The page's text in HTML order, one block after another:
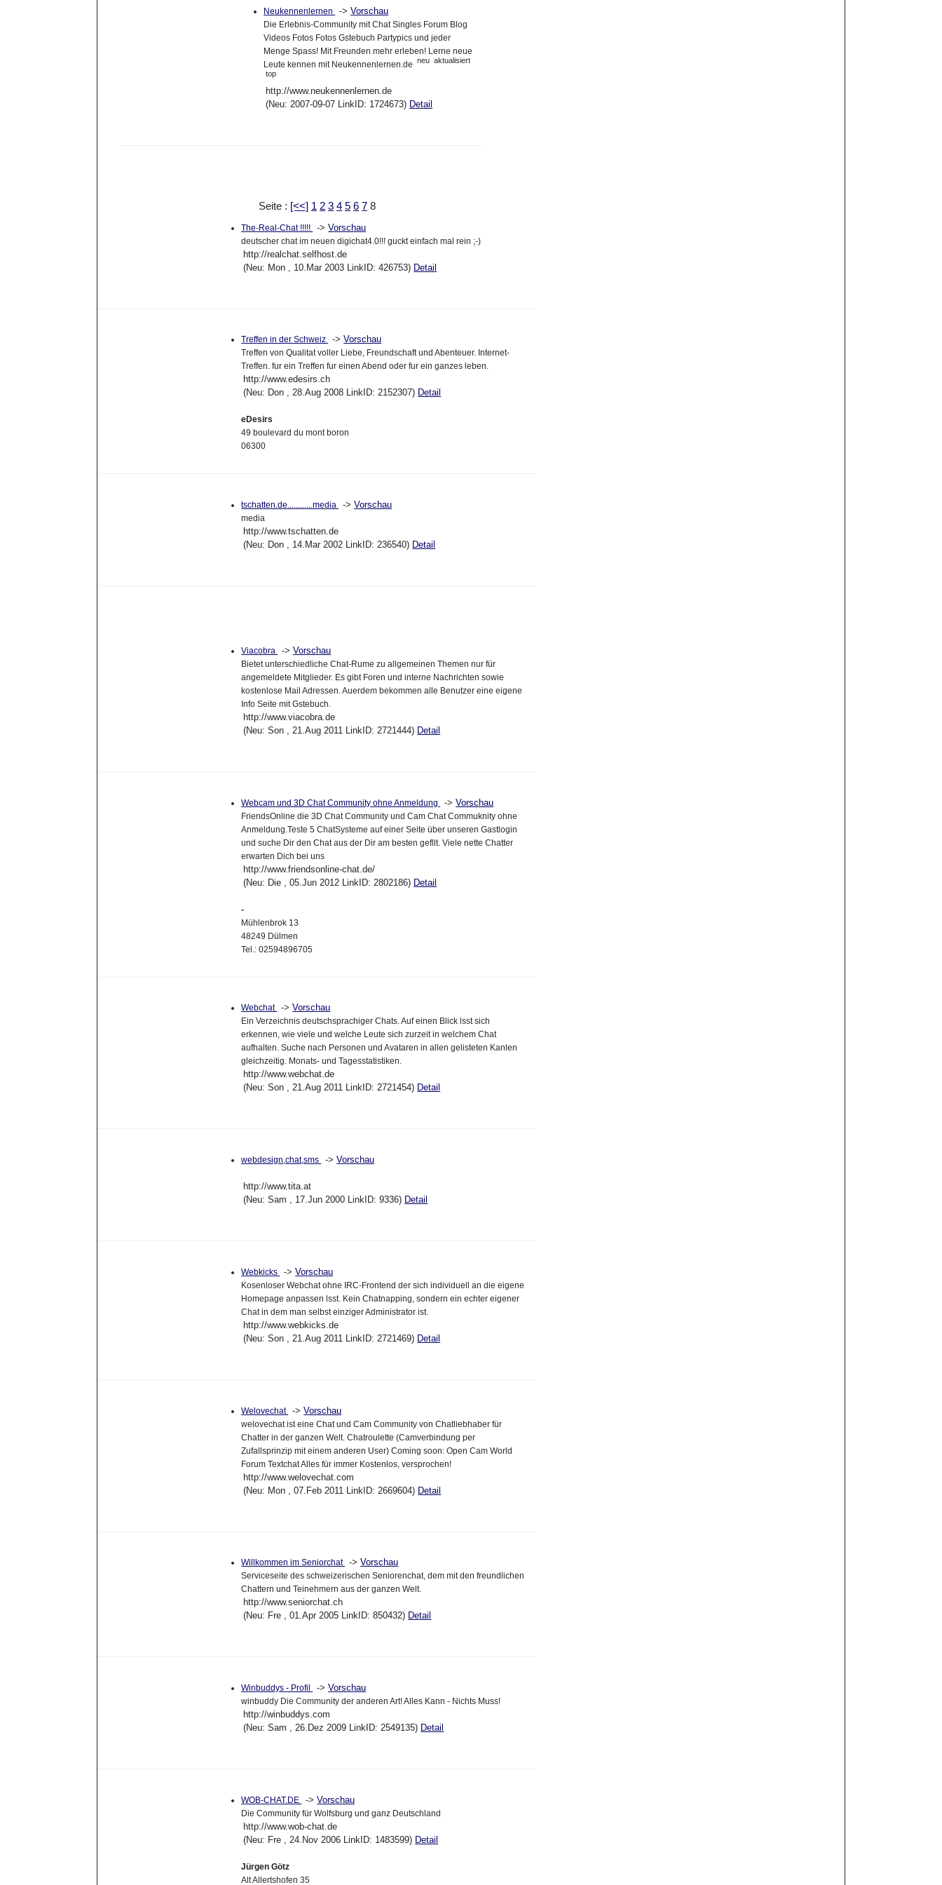
Neukennenlernen ->Vorschau
Die Erlebnis-Community mit Chat Singles Forum Blog
Videos Fotos Fotos Gstebuch Partypics und jeder
Menge Spass! Mit Freunden mehr erleben! Lerne neue
Leute kennen mit Neukennenlernen.de neu aktualisiert
top
http://www.neukennenlernen.de
(Neu: 2007-09-07 LinkID: 1724673) Detail
Seite : [<<] 1 2 3 4 5 6 7 8
The-Real-Chat !!!!! ->Vorschau
deutscher chat im neuen digichat4.0!!! guckt einfach mal rein ;-)
http://realchat.selfhost.de
(Neu: Mon , 10.Mar 2003 LinkID: 426753) Detail
Treffen in der Schweiz ->Vorschau
Treffen von Qualitat voller Liebe, Freundschaft und Abenteuer. Internet-
Treffen. fur ein Treffen fur einen Abend oder fur ein ganzes leben.
http://www.edesirs.ch
(Neu: Don , 28.Aug 2008 LinkID: 2152307) Detail
eDesirs
49 boulevard du mont boron
06300
tschatten.de............media ->Vorschau
media
http://www.tschatten.de
(Neu: Don , 14.Mar 2002 LinkID: 236540) Detail
Viacobra ->Vorschau
Bietet unterschiedliche Chat-Rume zu allgemeinen Themen nur für
angemeldete Mitglieder. Es gibt Foren und interne Nachrichten sowie
kostenlose Mail Adressen. Auerdem bekommen alle Benutzer eine eigene
Info Seite mit Gstebuch.
http://www.viacobra.de
(Neu: Son , 21.Aug 2011 LinkID: 2721444) Detail
Webcam und 3D Chat Community ohne Anmeldung ->Vorschau
FriendsOnline die 3D Chat Community und Cam Chat Commuknity ohne
Anmeldung.Teste 5 ChatSysteme auf einer Seite über unseren Gastlogin
und suche Dir den Chat aus der Dir am besten gefllt. Viele nette Chatter
erwarten Dich bei uns
http://www.friendsonline-chat.de/
(Neu: Die , 05.Jun 2012 LinkID: 2802186) Detail
-
Mühlenbrok 13
48249 Dülmen
Tel.: 02594896705
Webchat ->Vorschau
Ein Verzeichnis deutschsprachiger Chats. Auf einen Blick lsst sich
erkennen, wie viele und welche Leute sich zurzeit in welchem Chat
aufhalten. Suche nach Personen und Avataren in allen gelisteten Kanlen
gleichzeitig. Monats- und Tagesstatistiken.
http://www.webchat.de
(Neu: Son , 21.Aug 2011 LinkID: 2721454) Detail
webdesign,chat,sms ->Vorschau
http://www.tita.at
(Neu: Sam , 17.Jun 2000 LinkID: 9336) Detail
Webkicks ->Vorschau
Kosenloser Webchat ohne IRC-Frontend der sich individuell an die eigene
Homepage anpassen lsst. Kein Chatnapping, sondern ein echter eigener
Chat in dem man selbst einziger Administrator ist.
http://www.webkicks.de
(Neu: Son , 21.Aug 2011 LinkID: 2721469) Detail
Welovechat ->Vorschau
welovechat ist eine Chat und Cam Community von Chatliebhaber für
Chatter in der ganzen Welt. Chatroulette (Camverbindung per
Zufallsprinzip mit einem anderen User) Coming soon: Open Cam World
Forum Textchat Alles für immer Kostenlos, versprochen!
http://www.welovechat.com
(Neu: Mon , 07.Feb 2011 LinkID: 2669604) Detail
Willkommen im Seniorchat ->Vorschau
Serviceseite des schweizerischen Seniorenchat, dem mit den freundlichen
Chattern und Teinehmern aus der ganzen Welt.
http://www.seniorchat.ch
(Neu: Fre , 01.Apr 2005 LinkID: 850432) Detail
Winbuddys - Profil ->Vorschau
winbuddy Die Community der anderen Art! Alles Kann - Nichts Muss!
http://winbuddys.com
(Neu: Sam , 26.Dez 2009 LinkID: 2549135) Detail
WOB-CHAT.DE ->Vorschau
Die Community für Wolfsburg und ganz Deutschland
http://www.wob-chat.de
(Neu: Fre , 24.Nov 2006 LinkID: 1483599) Detail
Jürgen Götz
Alt Allertshofen 35